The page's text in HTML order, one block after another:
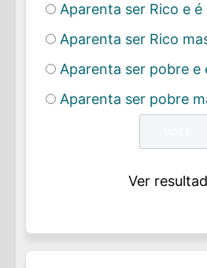
Aparenta ser Rico e é
Aparenta ser Rico
Aparenta ser pobre e
Aparenta ser pobre
Ver